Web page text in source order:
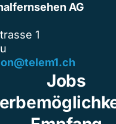
AG
1
Jobs